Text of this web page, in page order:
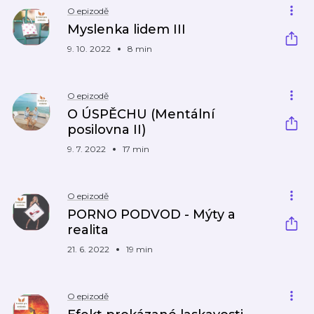
O epizodě
Myslenka lidem III
9. 10. 2022 8 min
O epizodě
O ÚSPĚCHU (Mentální
posilovna II)
9. 7. 2022 17 min
O epizodě
PORNO PODVOD - Mýty a
realita
21. 6. 2022 19 min
O epizodě